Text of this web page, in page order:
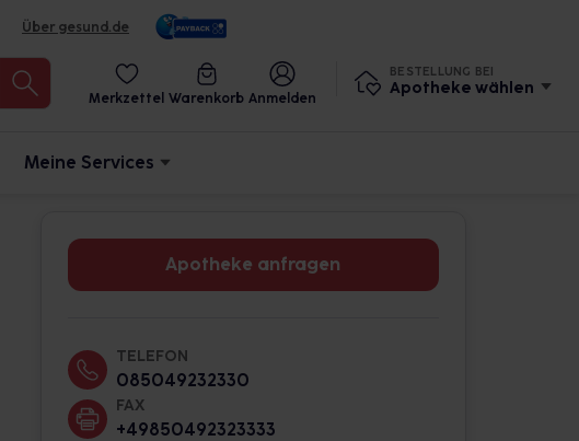
Über gesund.de
Merkzettel Warenkorb Anmelden
BESTELLUNG BEI
Apotheke wählen
Meine Services
Apotheke anfragen
TELEFON
085049232330
FAX
+49850492323333